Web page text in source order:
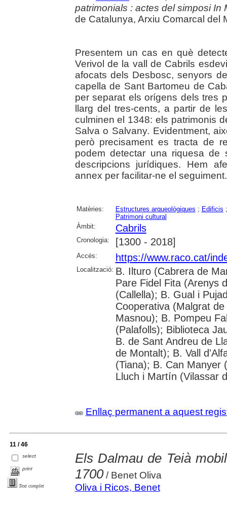
patrimonials : actes del simposi In
de Catalunya, Arxiu Comarcal del
Presentem un cas en què
Verivol de la vall de Cabrils
afocats dels Desbosc, senyors
capella de Sant Bartomeu de
per separat els orígens dels tres
llarg del tres-cents, a partir de
culminen el 1348: els patrimonis
Salva o Salvany. Evidentment,
però precisament es tracta de
podem detectar una riquesa
descripcions jurídiques. Hem
annex per facilitar-ne el seguiment.
Matèries: Estructures arqueològiques ; Edificis
Patrimoni cultural
Àmbit:
Cabrils
Cronologia: [1300 - 2018]
Accés: https://www.raco.cat/
Localització: B. Ilturo (Cabrera de
Pare Fidel Fita (Arenys
(Callella); B. Gual i
Cooperativa (Malgrat
Masnou); B. Pompeu
(Palafolls); Biblioteca
B. de Sant Andreu de
de Montalt); B. Vall
(Tiana); B. Can Manyer
Lluch i Martín (Vilassar
Enllaç permanent a aquest
11 / 46
select
print
Text complet
Els Dalmau de Teià
1700/ Benet Oliva
Oliva i Ricos, Benet